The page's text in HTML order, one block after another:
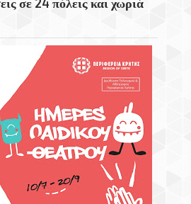
Πόλεις Της Ισπανίας.
Τιμίου Σταυρού Ενορίας
Χερσονήσου
6 Αυγούστου Εγκαινιάζεται Ο
Τόπος Στην Ιστορία
σε 24 πόλεις και χωριά